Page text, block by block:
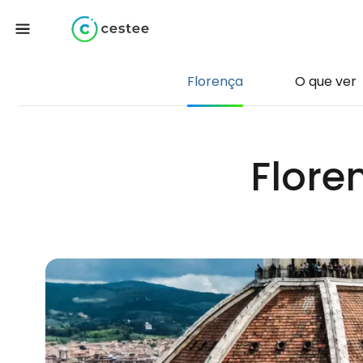
Florença O que ver